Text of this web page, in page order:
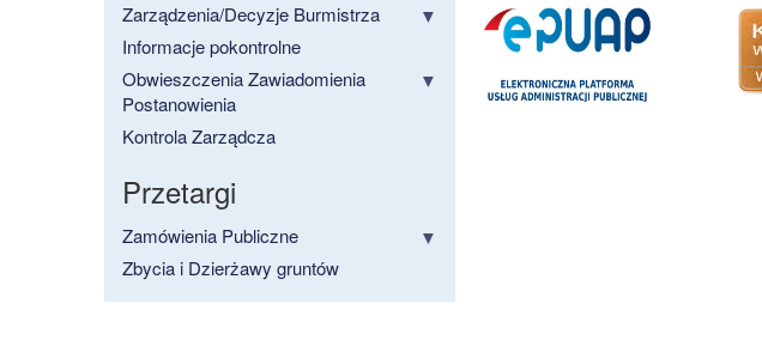
Zarządzenia/Decyzje Burmistrza
Informacje pokontrolne
Obwieszczenia Zawiadomienia
Postanowienia
Kontrola Zarządcza
Przetargi
Zamówienia Publiczne
Zbycia i Dzierżawy gruntów